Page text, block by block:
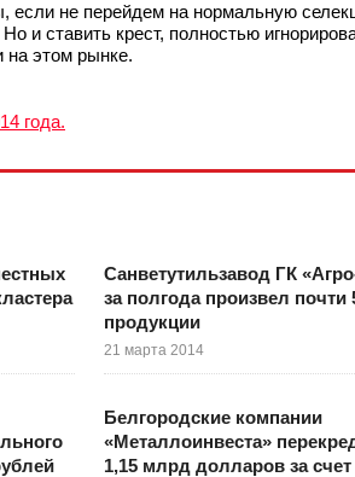
если не перейдем на нормальную
и ставить крест, полностью
на этом рынке.
года.
Санветутильзавод ГК
за полгода произвел почти
продукции
21 марта 2014
Белгородские компании
«Металлоинвеста»
1,15 млрд долларов за счет